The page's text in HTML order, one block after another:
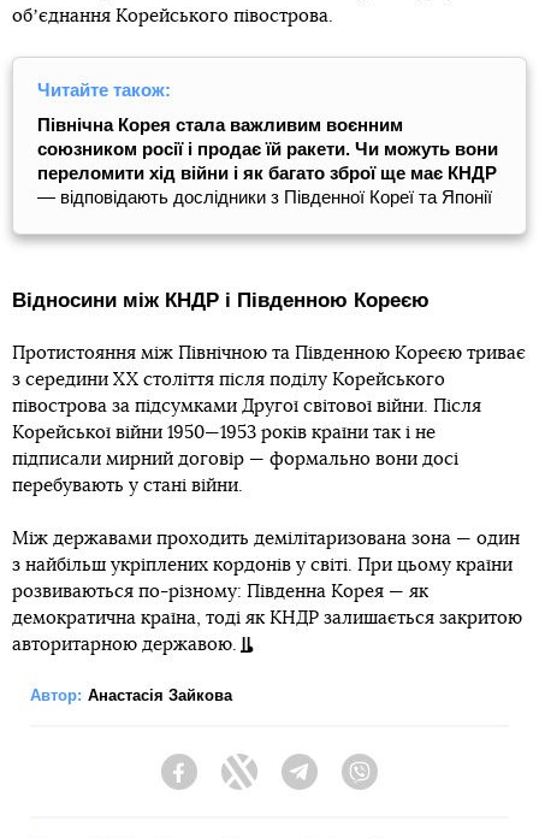
обʼєднання Корейського півострова.
Читайте також:
Північна Корея стала важливим воєнним
союзником росії і продає їй ракети. Чи можуть вони
переломити хід війни і як багато зброї ще має КНДР
— відповідають дослідники з Південної Кореї та Японії
Відносини між КНДР і Південною Кореєю
Протистояння між Північною та Південною Кореєю триває
з середини XX століття після поділу Корейського
півострова за підсумками Другої світової війни. Після
Корейської війни 1950—1953 років країни так і не
підписали мирний договір — формально вони досі
перебувають у стані війни.
Між державами проходить демілітаризована зона — один
з найбільш укріплених кордонів у світі. При цьому країни
розвиваються по-різному: Південна Корея — як
демократична країна, тоді як КНДР залишається закритою
авторитарною державою.
Автор: Анастасія Зайкова
FacebookTwitter Telegram